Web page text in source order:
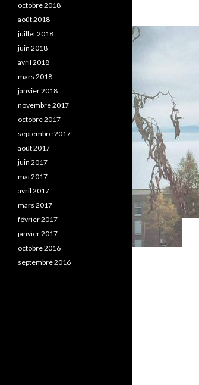
octobre 2018
août 2018
juillet 2018
juin 2018
avril 2018
mars 2018
janvier 2018
novembre 2017
octobre 2017
septembre 2017
août 2017
juin 2017
mai 2017
avril 2017
mars 2017
février 2017
janvier 2017
octobre 2016
septembre 2016